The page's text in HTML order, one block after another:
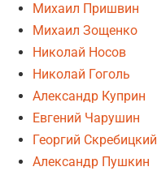
Михаил Пришвин
Михаил Зощенко
Николай Носов
Николай Гоголь
Александр Куприн
Евгений Чарушин
Георгий Скребицкий
Александр Пушкин